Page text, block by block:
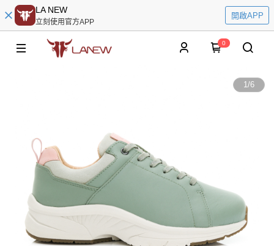
LA NEW
立刻使用官方APP
開啟APP
0
1/6